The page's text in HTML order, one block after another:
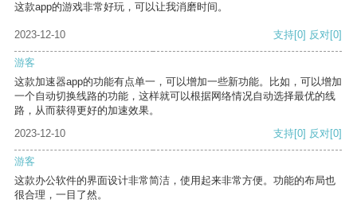
这款app的游戏非常好玩，可以让我消磨时间。
2023-12-10 支持[0] 反对[0]
游客
这款加速器app的功能有点单一，可以增加一些新功能。比如，可以增加
一个自动切换线路的功能，这样就可以根据网络情况自动选择最优的线
路，从而获得更好的加速效果。
2023-12-10
支持[0] 反对[0]
游客
这款办公软件的界面设计非常简洁，使用起来非常方便。功能的布局也
很合理，一目了然。